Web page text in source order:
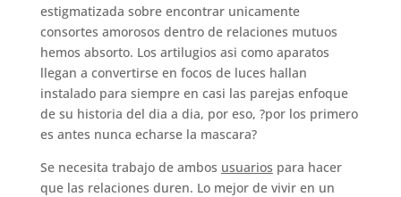
estigmatizada sobre encontrar unicamente
consortes amorosos dentro de relaciones mutuos
hemos absorto. Los artilugios asi­ como aparatos
llegan a convertirse en focos de luces hallan
instalado para siempre en casi las parejas enfoque
de su historia del dia a dia, por eso, ?por los primero
es antes nunca echarse la mascara?
Se necesita trabajo de ambos usuarios para hacer
que las relaciones duren. Lo mejor de vivir en un